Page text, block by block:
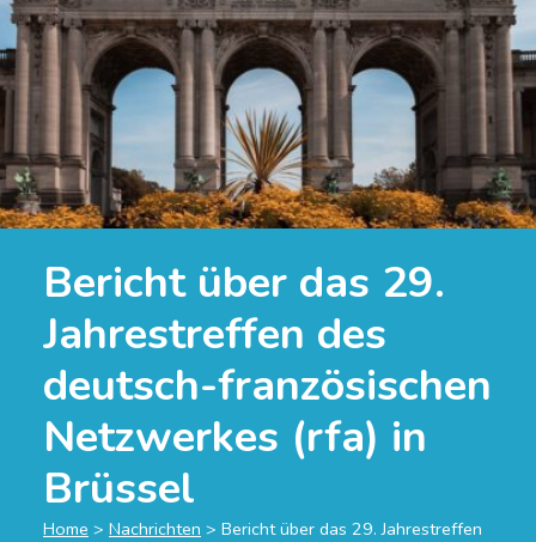
Bericht über das 29.
Jahrestreffen des
deutsch-französischen
Netzwerkes (rfa) in
Brüssel
Home > Nachrichten > Bericht über das 29. Jahrestreffen